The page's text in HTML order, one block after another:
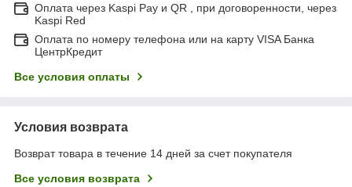
Оплата через Kaspi Pay и QR , при договоренности, через
Kaspi Red
Оплата по номеру телефона или на карту VISA Банка
ЦентрКредит
Все условия оплаты
Условия возврата
Возврат товара в течение 14 дней за счет покупателя
Все условия возврата